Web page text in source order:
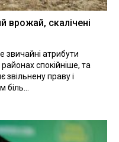
врожай, скалічені
звичайні атрибути
спокійніше, та
праву і